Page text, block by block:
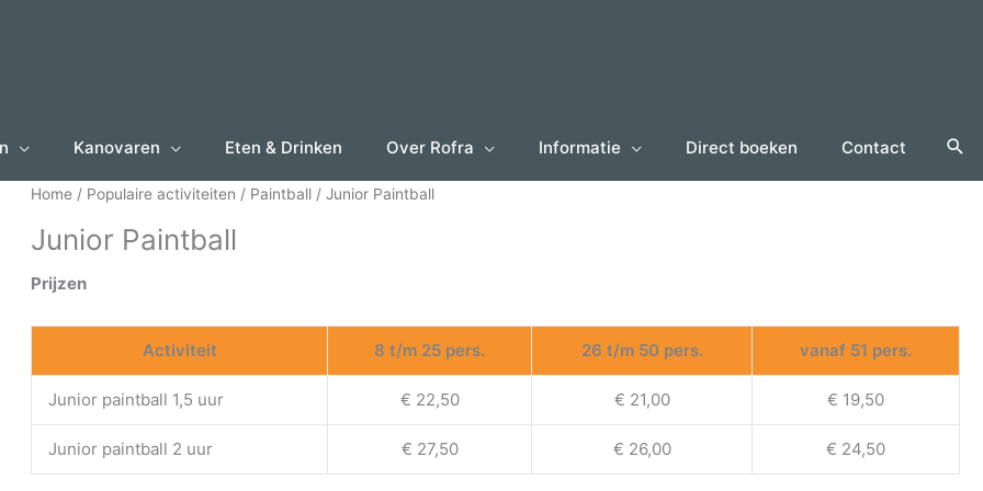
Kanovaren Eten & Drinken Over Rofra Informatie Direct boeken Contact
Home / Populaire activiteiten / Paintball / Junior Paintball
Junior Paintball
Prijzen
Activiteit 8 t/m 25 pers. 26 t/m 50 pers. vanaf 51 pers.
Junior paintball 1,5 uur € 22,50 € 21,00 € 19,50
Junior paintball 2 uur € 27,50 € 26,00 € 24,50